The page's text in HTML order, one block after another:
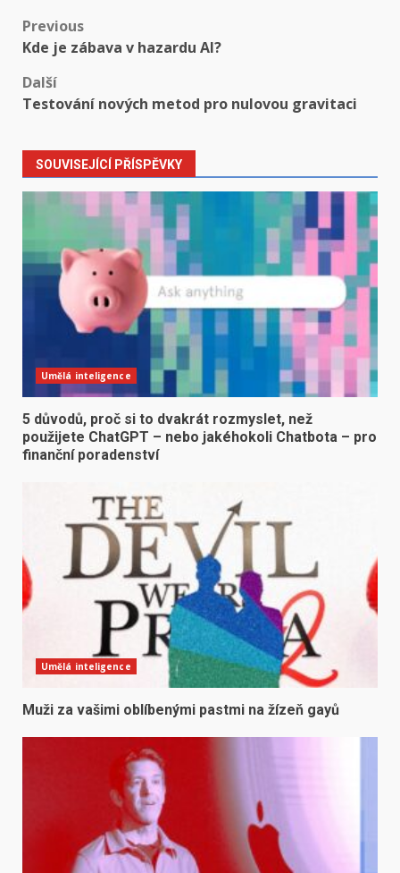
Post
navigation
Previous
Kde je zábava v hazardu AI?
Další
Testování nových metod pro nulovou gravitaci
SOUVISEJÍCÍ PŘÍSPĚVKY
Umělá inteligence
5 důvodů, proč si to dvakrát rozmyslet, než
použijete ChatGPT – nebo jakéhokoli Chatbota – pro
finanční poradenství
Umělá inteligence
Muži za vašimi oblíbenými pastmi na žízeň gayů